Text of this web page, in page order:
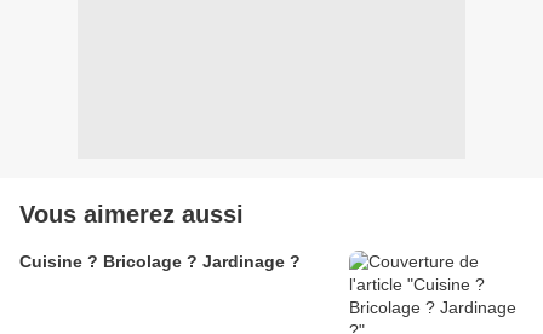
Vous aimerez aussi
Cuisine ? Bricolage ? Jardinage ?